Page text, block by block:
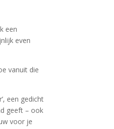
een
even
vanuit die
een gedicht
geeft – ook
voor je